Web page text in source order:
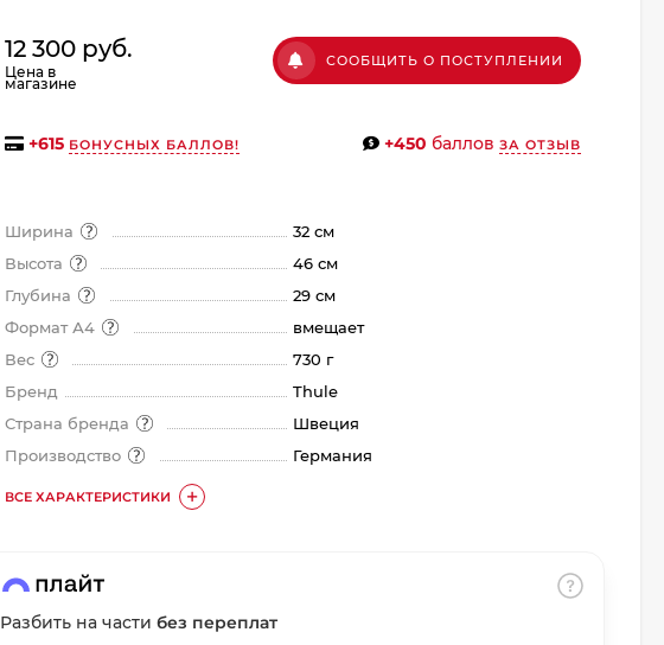
12 300 руб.
Цена в
магазине
СООБЩИТЬ О ПОСТУПЛЕНИИ
+615 БОНУСНЫХ БАЛЛОВ! +450 баллов ЗА ОТЗЫВ
Ширина
32 см
Высота
46 см
Глубина
29 см
Формат А4
вмещает
Вес
730 г
Бренд
Thule
Страна бренда
Швеция
Производство
Германия
ВСЕ ХАРАКТЕРИСТИКИ
Разбить на частибез переплат